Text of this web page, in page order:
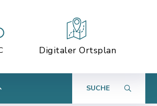
Digitaler Ortsplan
SUCHE